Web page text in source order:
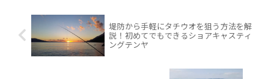
堤防から手軽にタチウオを狙う方法を解
説！初めてでもできるショアキャスティ
ングテンヤ